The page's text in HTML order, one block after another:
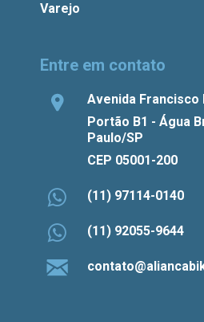
Varejo
Entre em contato
Avenida Francisco
Portão B1 - Água
Paulo/SP
CEP 05001-200
(11) 97114-0140
(11) 92055-9644